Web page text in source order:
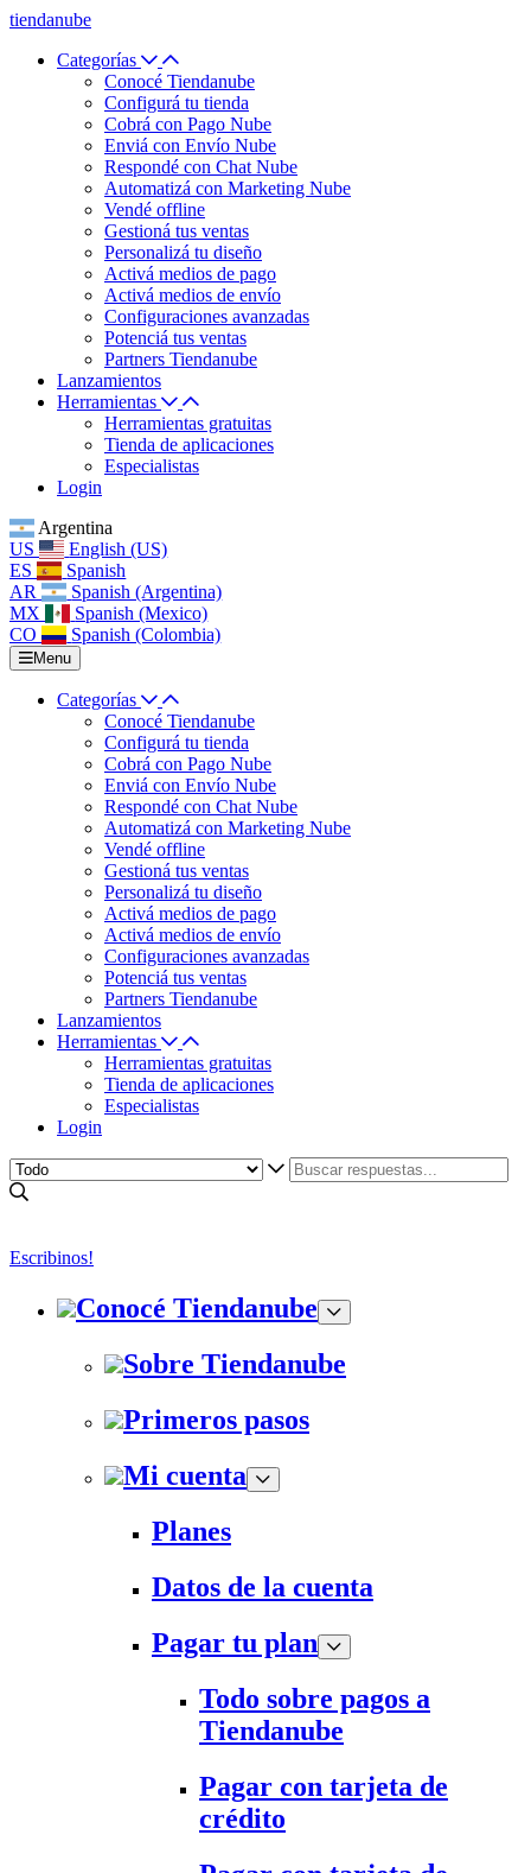
tiendanube
Categorías
Conocé Tiendanube
Configurá tu tienda
Cobrá con Pago Nube
Enviá con Envío Nube
Respondé con Chat Nube
Automatizá con Marketing Nube
Vendé offline
Gestioná tus ventas
Personalizá tu diseño
Activá medios de pago
Activá medios de envío
Configuraciones avanzadas
Potenciá tus ventas
Partners Tiendanube
Lanzamientos
Herramientas
Herramientas gratuitas
Tienda de aplicaciones
Especialistas
Login
Argentina
US
English (US)
ES
Spanish
AR
Spanish (Argentina)
MX
Spanish (Mexico)
CO
Spanish (Colombia)
Menu
Categorías
Conocé Tiendanube
Configurá tu tienda
Cobrá con Pago Nube
Enviá con Envío Nube
Respondé con Chat Nube
Automatizá con Marketing Nube
Vendé offline
Gestioná tus ventas
Personalizá tu diseño
Activá medios de pago
Activá medios de envío
Configuraciones avanzadas
Potenciá tus ventas
Partners Tiendanube
Lanzamientos
Herramientas
Herramientas gratuitas
Tienda de aplicaciones
Especialistas
Login
Escribinos!
Conocé Tiendanube
Sobre Tiendanube
Primeros pasos
Mi cuenta
Planes
Datos de la cuenta
Pagar tu plan
Todo sobre pagos a
Tiendanube
Pagar con tarjeta de
crédito